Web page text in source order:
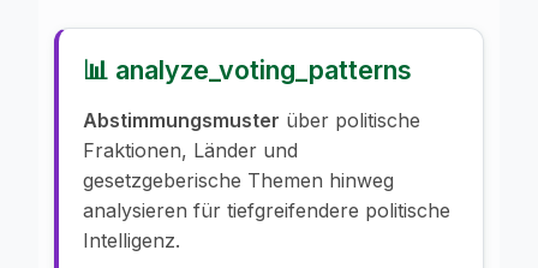
📊 analyze_voting_patterns
Abstimmungsmuster über politische
Fraktionen, Länder und
gesetzgeberische Themen hinweg
analysieren für tiefgreifendere politische
Intelligenz.